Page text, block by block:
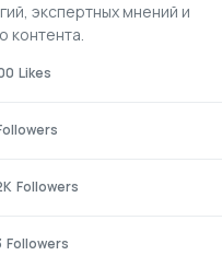
экспертных мнений и
контента.
Likes
Followers
Followers